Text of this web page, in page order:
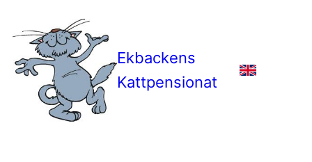
Ekbackens
Kattpensionat